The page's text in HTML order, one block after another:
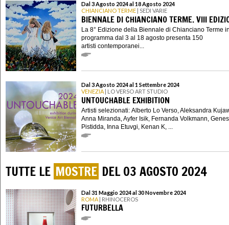
Dal 3 Agosto 2024 al 18 Agosto 2024
CHIANCIANO TERME | SEDI VARIE
BIENNALE DI CHIANCIANO TERME. VIII
La 8° Edizione della Biennale di Chianciano Terme
programma dal 3 al 18 agosto presenta 150
artisti contemporanei...
Dal 3 Agosto 2024 al 1 Settembre 2024
VENEZIA | LO VERSO ART STUDIO
UNTOUCHABLE EXHIBITION
Artisti selezionati: Alberto Lo Verso, Aleksandra
Anna Miranda, Ayfer Isik, Fernanda Volkmann,
Pistidda, Inna Etuvgi, Kenan K, ...
TUTTE LE MOSTRE DEL 03 AGOSTO 2024
Dal 31 Maggio 2024 al 30 Novembre 2024
ROMA | RHINOCEROS
FUTURBELLA